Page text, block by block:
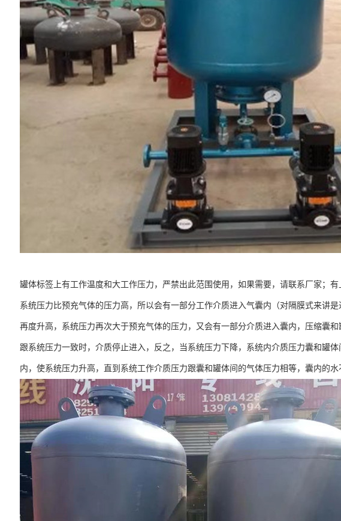
罐体标签上有工作温度和大工作压力，严禁出此范围使用，如果需要，请联系厂家；
系统压力比预充气体的压力高，所以会有一部分工作介质进入气囊内（对隔膜式来讲
再度升高，系统压力再次大于预充气体的压力，又会有一部分介质进入囊内，压缩囊
跟系统压力一致时，介质停止进入，反之，当系统压力下降，系统内介质压力囊和罐
内，使系统压力升高，直到系统工作介质压力跟囊和罐体间的气体压力相等，囊内的水